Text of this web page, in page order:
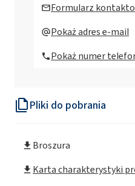
Pliki do pobrania
Broszura
Karta charakterystyki
Formularz
Pokaż adres e-mail
Pokaż numer